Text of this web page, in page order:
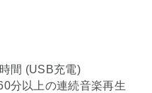
間 (USB充電)
分以上の連続音楽再生